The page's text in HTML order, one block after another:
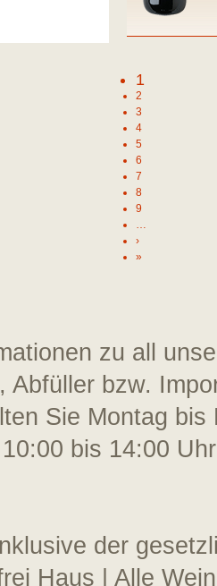
1
2
3
4
5
6
7
8
9
…
›
»
zu all
Abfüller bzw.
Sie Montag
bis 14:00
der
Haus | Alle